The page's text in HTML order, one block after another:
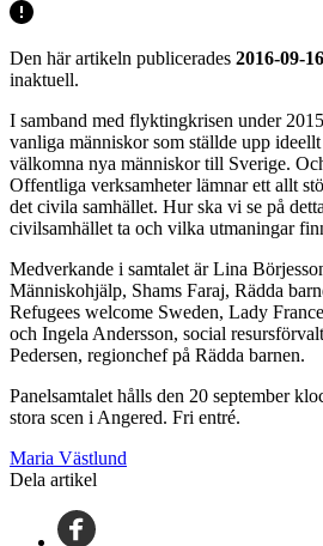
Den här artikeln publicerades 2016-09-16
inaktuell.
I samband med flyktingkrisen under
vanliga människor som ställde upp
välkomna nya människor till Sverige.
Offentliga verksamheter lämnar ett allt
det civila samhället. Hur ska vi se på
civilsamhället ta och vilka utmaningar
Medverkande i samtalet är Lina
Människohjälp, Shams Faraj, Rädda
Refugees welcome Sweden, Lady
och Ingela Andersson, social
Pedersen, regionchef på Rädda barnen.
Panelsamtalet hålls den 20 september
stora scen i Angered. Fri entré.
Maria Västlund
Dela artikel